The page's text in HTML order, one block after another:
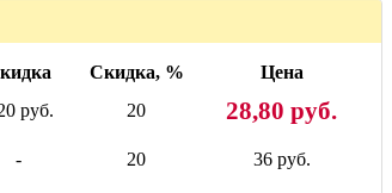
Скидка, %
Цена
руб. 20 28,80 руб.
- 20 36 руб.